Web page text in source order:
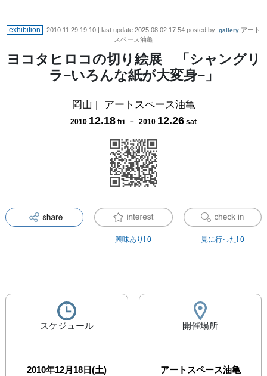
exhibition 2010.11.29 19:10 | last update 2025.08.02 17:54 posted by gallery アート
スペース油亀
ヨコタヒロコの切り絵展 「シャングリ
ラ−いろんな紙が大変身−」
岡山 | アートスペース油亀
2010 12.18 fri － 2010 12.26 sat
興味あり! 0 見に行った! 0
スケジュール
2010年12月18日(土)
開催場所
アートスペース油亀